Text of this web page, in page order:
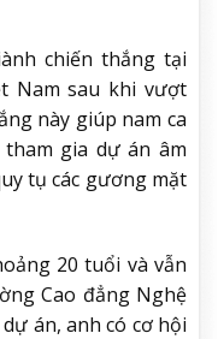
chiến thắng tại
Nam sau khi vượt
này giúp nam ca
gia dự án âm
tụ các gương mặt
20 tuổi và vẫn
Cao đẳng Nghệ
án, anh có cơ hội